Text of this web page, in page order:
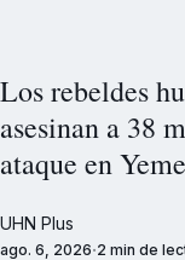
Los rebeldes
asesinan a 38
ataque en
UHN Plus
ago. 6, 2026 2 min de